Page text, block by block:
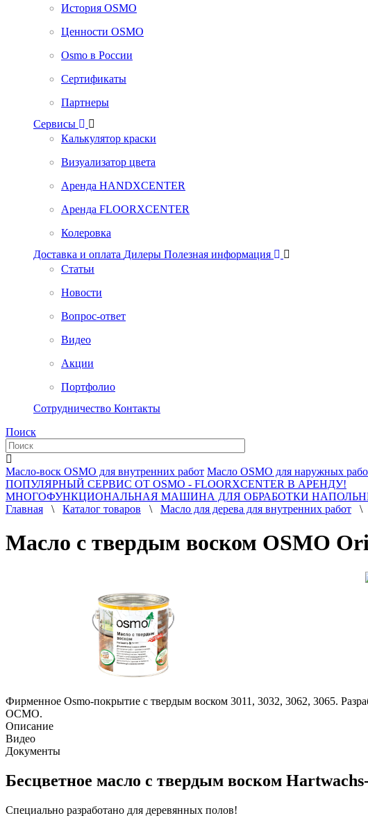
История OSMO
Ценности OSMO
Osmo в России
Сертификаты
Партнеры
Сервисы
Калькулятор краски
Визуализатор цвета
Аренда HANDXCENTER
Аренда FLOORXCENTER
Колеровка
Доставка и оплата Дилеры Полезная информация
Статьи
Новости
Вопрос-ответ
Видео
Акции
Портфолио
Сотрудничество Контакты
Поиск
Масло-воск OSMO для внутренних работ Масло OSMO для наружных
ПОПУЛЯРНЫЙ СЕРВИС ОТ OSMO - FLOORXCENTER В АРЕНДУ!
МНОГОФУНКЦИОНАЛЬНАЯ МАШИНА ДЛЯ ОБРАБОТКИ
Главная \ Каталог товаров \ Масло для дерева для внутренних работ \
Масло с твердым воском OSMO
Фирменное Osmo-покрытие с твердым воском 3011, 3032, 3062, 3065.
ОСМО.
Описание
Видео
Документы
Бесцветное масло с твердым воском
Специально разработано для деревянных полов!